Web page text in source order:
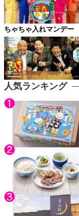
人気ランキング
ちゃちゃ入れマンデー